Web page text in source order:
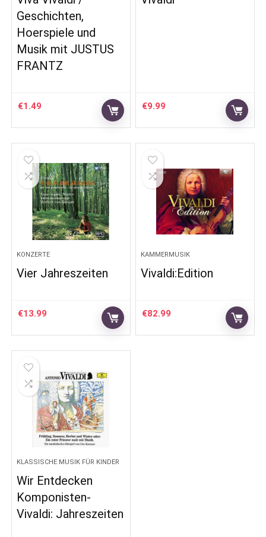
Geschichten,
Hoerspiele und
Musik mit JUSTUS
FRANTZ
€1.49 €9.99
KONZERTE
Vier Jahreszeiten
€13.99
KAMMERMUSIK
Vivaldi:Edition
€82.99
KLASSISCHE MUSIK FÜR KINDER
Wir Entdecken
Komponisten-
Vivaldi: Jahreszeiten